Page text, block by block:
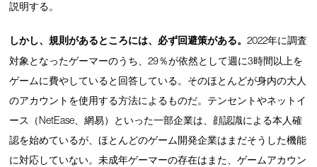
説明する。
しかし、規則があるところには、必ず回避策がある。2022年に調査
対象となったゲーマーのうち、29％が依然として週に3時間以上を
ゲームに費やしていると回答している。そのほとんどが身内の大人
のアカウントを使用する方法によるものだ。テンセントやネットイ
ース（NetEase、網易）といった一部企業は、顔認識による本人確
認を始めているが、ほとんどのゲーム開発企業はまだそうした機能
に対応していない。未成年ゲーマーの存在はまた、ゲームアカウン